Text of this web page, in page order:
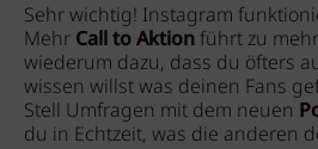
Sehr wichtig! Instagram
Mehr Call to Aktion führt zu
wiederum dazu, dass du öfters
wissen willst was deinen Fans
Stell Umfragen mit dem neuen
du in Echtzeit, was die anderen